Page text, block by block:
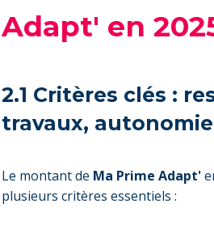
Adapt' en
2.1 Critères clés :
travaux, autonomie
Le montant de Ma Prime Adapt'
plusieurs critères essentiels :